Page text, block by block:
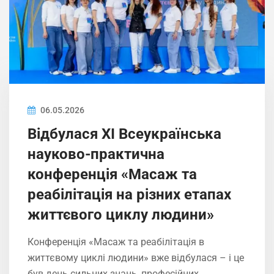
06.05.2026
Відбулася ХІ Всеукраїнська
науково-практична
конференція «Масаж та
реабілітація на різних етапах
життєвого циклу людини»
Конференція «Масаж та реабілітація в
життєвому циклі людини» вже відбулася – і це